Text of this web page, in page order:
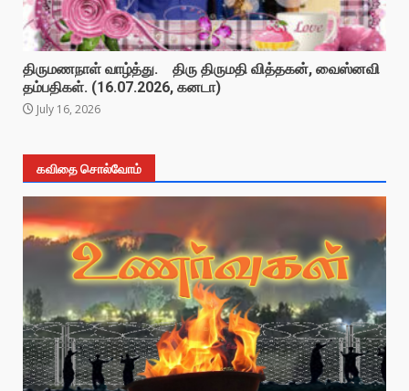
திருமணநாள் வாழ்த்து. திரு திருமதி வித்தகன், வைஸ்னவி
தம்பதிகள். (16.07.2026, கனடா)
July 16, 2026
கவிதை சொல்வோம்